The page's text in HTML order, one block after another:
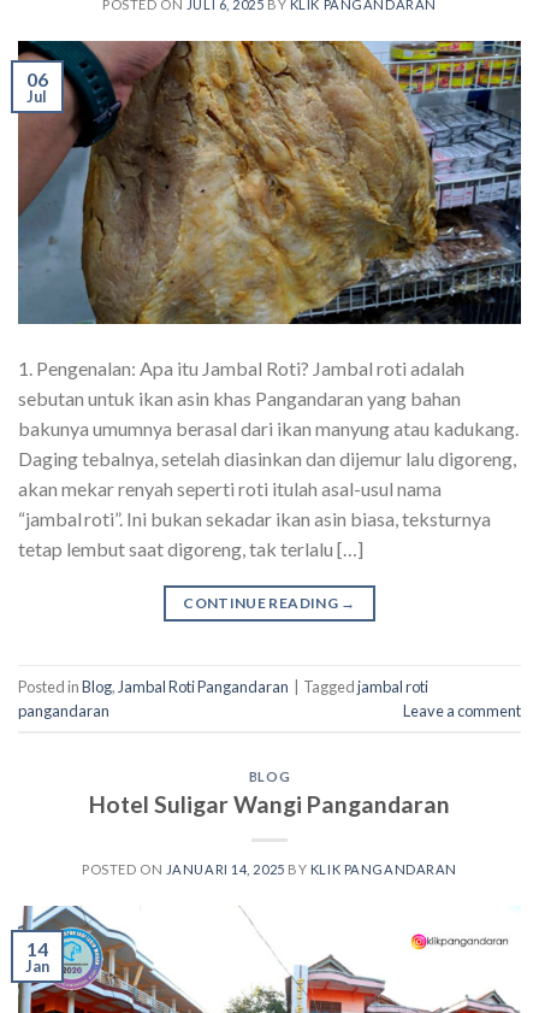
POSTED ON JULI 6, 2025 BY KLIK PANGANDARAN
06
Jul
1. Pengenalan: Apa itu Jambal Roti? Jambal roti adalah
sebutan untuk ikan asin khas Pangandaran yang bahan
bakunya umumnya berasal dari ikan manyung atau kadukang.
Daging tebalnya, setelah diasinkan dan dijemur lalu digoreng,
akan mekar renyah seperti roti itulah asal-usul nama
“jambal roti”. Ini bukan sekadar ikan asin biasa, teksturnya
tetap lembut saat digoreng, tak terlalu […]
CONTINUE READING →
Posted inBlog, Jambal Roti Pangandaran Taggedjambal roti
pangandaran
Leave a comment
BLOG
Hotel Suligar Wangi Pangandaran
POSTED ON JANUARI 14, 2025 BY KLIK PANGANDARAN
14
Jan